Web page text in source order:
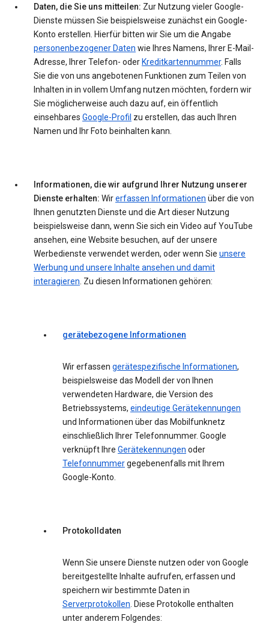
Daten, die Sie uns mitteilen: Zur Nutzung vieler Google-
Dienste müssen Sie beispielsweise zunächst ein Google-
Konto erstellen. Hierfür bitten wir Sie um die Angabe
personenbezogener Daten wie Ihres Namens, Ihrer E-Mail-
Adresse, Ihrer Telefon- oder Kreditkartennummer. Falls
Sie die von uns angebotenen Funktionen zum Teilen von
Inhalten in in vollem Umfang nutzen möchten, fordern wir
Sie möglicherweise auch dazu auf, ein öffentlich
einsehbares Google-Profil zu erstellen, das auch Ihren
Namen und Ihr Foto beinhalten kann.
Informationen, die wir aufgrund Ihrer Nutzung unserer
Dienste erhalten: Wirerfassen Informationen über die von
Ihnen genutzten Dienste und die Art dieser Nutzung
beispielsweise dann, wenn Sie sich ein Video auf YouTube
ansehen, eine Website besuchen, auf der unsere
Werbedienste verwendet werden, oder wenn Sie unsere
Werbung und unsere Inhalte ansehen und damit
interagieren. Zu diesen Informationen gehören:
gerätebezogene Informationen
Wir erfassen gerätespezifische Informationen,
beispielsweise das Modell der von Ihnen
verwendeten Hardware, die Version des
Betriebssystems, eindeutige Gerätekennungen
und Informationen über das Mobilfunknetz
einschließlich Ihrer Telefonnummer. Google
verknüpft Ihre Gerätekennungen oder
Telefonnummergegebenenfalls mit Ihrem
Google-Konto.
Protokolldaten
Wenn Sie unsere Dienste nutzen oder von Google
bereitgestellte Inhalte aufrufen, erfassen und
speichern wir bestimmte Daten in
Serverprotokollen. Diese Protokolle enthalten
unter anderem Folgendes: